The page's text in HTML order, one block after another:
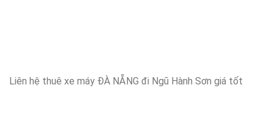
Liên hệ thuê xe máy ĐÀ NẴNG đi Ngũ Hành Sơn giá tốt